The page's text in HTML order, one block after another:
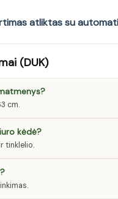
atliktas su
(DUK)
cm.
kėdė?
tinklelio.